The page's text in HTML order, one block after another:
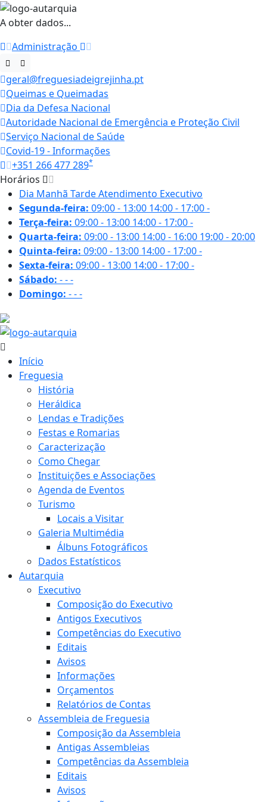
A obter dados...
Administração
geral@freguesiadeigrejinha.pt
Queimas e Queimadas
Dia da Defesa Nacional
Autoridade Nacional de Emergência e Proteção Civil
Serviço Nacional de Saúde
Covid-19 - Informações
+351 266 477 289*
Horários
Dia Manhã TardeAtendimento Executivo
Segunda-feira: 09:00 - 13:00 14:00 - 17:00-
Terça-feira: 09:00 - 13:00 14:00 - 17:00-
Quarta-feira: 09:00 - 13:00 14:00 - 16:00 19:00 - 20:00
Quinta-feira: 09:00 - 13:00 14:00 - 17:00-
Sexta-feira: 09:00 - 13:00 14:00 - 17:00-
Sábado: ---
Domingo: ---
Início
Freguesia
História
Heráldica
Lendas e Tradições
Festas e Romarias
Caracterização
Como Chegar
Instituições e Associações
Agenda de Eventos
Turismo
Locais a Visitar
Galeria Multimédia
Álbuns Fotográficos
Dados Estatísticos
Autarquia
Executivo
Composição do Executivo
Antigos Executivos
Competências do Executivo
Editais
Avisos
Informações
Orçamentos
Relatórios de Contas
Assembleia de Freguesia
Composição da Assembleia
Antigas Assembleias
Competências da Assembleia
Editais
Avisos